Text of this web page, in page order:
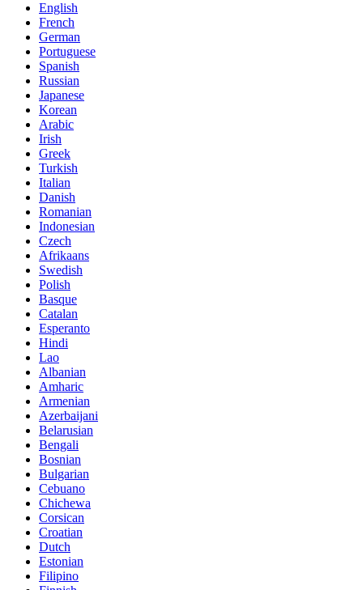
English
French
German
Portuguese
Spanish
Russian
Japanese
Korean
Arabic
Irish
Greek
Turkish
Italian
Danish
Romanian
Indonesian
Czech
Afrikaans
Swedish
Polish
Basque
Catalan
Esperanto
Hindi
Lao
Albanian
Amharic
Armenian
Azerbaijani
Belarusian
Bengali
Bosnian
Bulgarian
Cebuano
Chichewa
Corsican
Croatian
Dutch
Estonian
Filipino